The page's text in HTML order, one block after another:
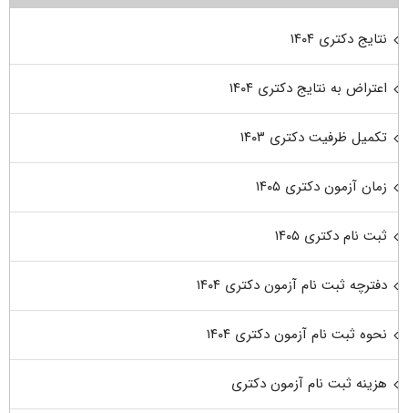
نتایج دکتری ۱۴۰۴
اعتراض به نتایج دکتری ۱۴۰۴
تکمیل ظرفیت دکتری ۱۴۰۳
زمان آزمون دکتری ۱۴۰۵
ثبت نام دکتری ۱۴۰۵
دفترچه ثبت نام آزمون دکتری ۱۴۰۴
نحوه ثبت نام آزمون دکتری ۱۴۰۴
هزینه ثبت نام آزمون دکتری